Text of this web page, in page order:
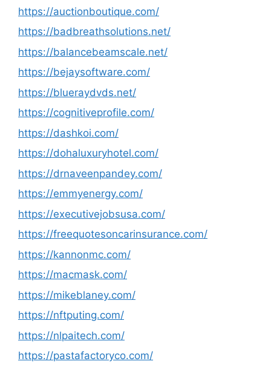
https://auctionboutique.com/
https://badbreathsolutions.net/
https://balancebeamscale.net/
https://bejaysoftware.com/
https://blueraydvds.net/
https://cognitiveprofile.com/
https://dashkoi.com/
https://dohaluxuryhotel.com/
https://drnaveenpandey.com/
https://emmyenergy.com/
https://executivejobsusa.com/
https://freequotesoncarinsurance.com/
https://kannonmc.com/
https://macmask.com/
https://mikeblaney.com/
https://nftputing.com/
https://nlpaitech.com/
https://pastafactoryco.com/